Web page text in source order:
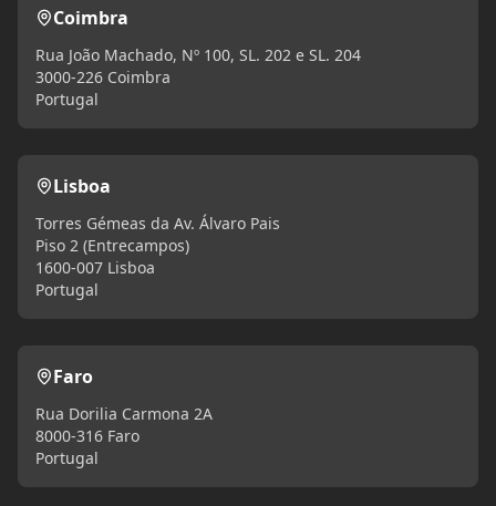
Coimbra
Rua João Machado, Nº 100, SL. 202 e SL. 204
3000-226 Coimbra
Portugal
Lisboa
Torres Gémeas da Av. Álvaro Pais
Piso 2 (Entrecampos)
1600-007 Lisboa
Portugal
Faro
Rua Dorilia Carmona 2A
8000-316 Faro
Portugal